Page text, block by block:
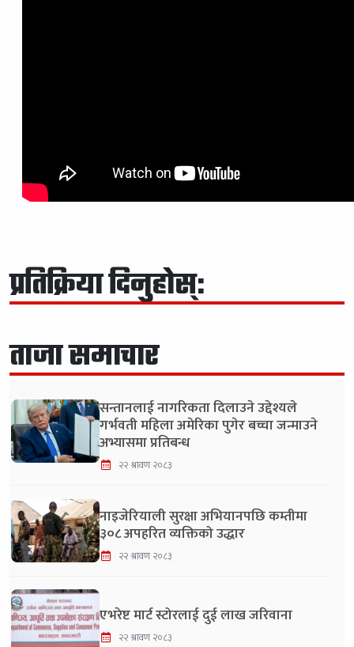
प्रतिक्रिया दिनुहोस्:
ताजा समाचार
सन्तानलाई नागरिकता दिलाउने उद्देश्यले
गर्भवती महिला अमेरिका पुगेर बच्चा जन्माउने
अभ्यासमा प्रतिबन्ध
२२ श्रावण २०८३
नाइजेरियाली सुरक्षा अभियानपछि कम्तीमा
३०८ अपहरित व्यक्तिको उद्धार
२२ श्रावण २०८३
एभरेष्ट मार्ट स्टोरलाई दुई लाख जरिवाना
२२ श्रावण २०८३